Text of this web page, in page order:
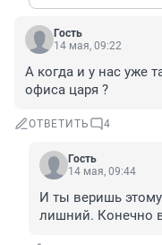
Гость
14 мая, 09:22
А когда и у нас уже
офиса царя ?
ОТВЕТИТЬ 4
Гость
14 мая, 09:44
И ты веришь
лишний. Конечно